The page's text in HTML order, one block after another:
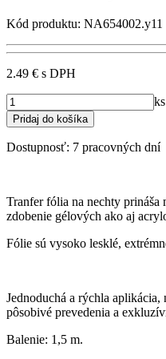
Kód produktu: NA654002.y11
2.49 € s DPH
ks
Dostupnosť: 7 pracovných dní
Tranfer fólia na nechty
zdobenie gélových ako aj
Fólie sú vysoko lesklé,
Jednoduchá a rýchla aplikácia,
pôsobivé prevedenia a
Balenie: 1,5 m.